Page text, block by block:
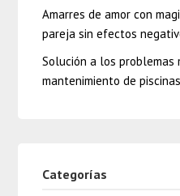
Amarres de amor con
pareja sin efectos
Solución a los problemas
mantenimiento de
Categorías